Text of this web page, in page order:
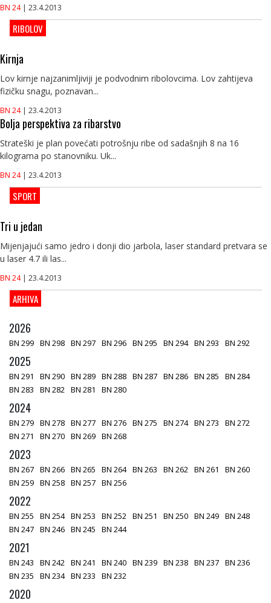
BN 24 | 23.4.2013
RIBOLOV
Kirnja
Lov kirnje najzanimljiviji je podvodnim ribolovcima. Lov zahtijeva
fizičku snagu, poznavan...
BN 24 | 23.4.2013
Bolja perspektiva za ribarstvo
Strateški je plan povećati potrošnju ribe od sadašnjih 8 na 16
kilograma po stanovniku. Uk...
BN 24 | 23.4.2013
SPORT
Tri u jedan
Mijenjajući samo jedro i donji dio jarbola, laser standard pretvara se
u laser 4.7 ili las...
BN 24 | 23.4.2013
ARHIVA
2026
BN 299 BN 298 BN 297 BN 296 BN 295 BN 294 BN 293 BN 292
2025
BN 291 BN 290 BN 289 BN 288 BN 287 BN 286 BN 285
BN 284
BN 283
BN 282 BN 281 BN 280
2024
BN 279 BN 278 BN 277 BN 276 BN 275 BN 274 BN 273
BN 272
BN 271
BN 270 BN 269 BN 268
2023
BN 267 BN 266 BN 265 BN 264 BN 263 BN 262 BN 261
BN 260
BN 259 BN 258 BN 257 BN 256
2022
BN 255 BN 254 BN 253 BN 252 BN 251 BN 250 BN 249 BN 248
BN 247 BN 246 BN 245 BN 244
2021
BN 243 BN 242 BN 241 BN 240 BN 239 BN 238 BN 237 BN 236
BN 235
BN 234 BN 233 BN 232
2020